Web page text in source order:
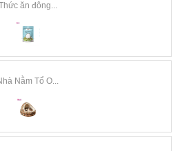
ăn đông...
Nằm Tổ O...